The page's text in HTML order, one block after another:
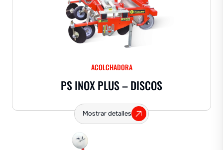
ACOLCHADORA
PS INOX PLUS – DISCOS
Mostrar detalles